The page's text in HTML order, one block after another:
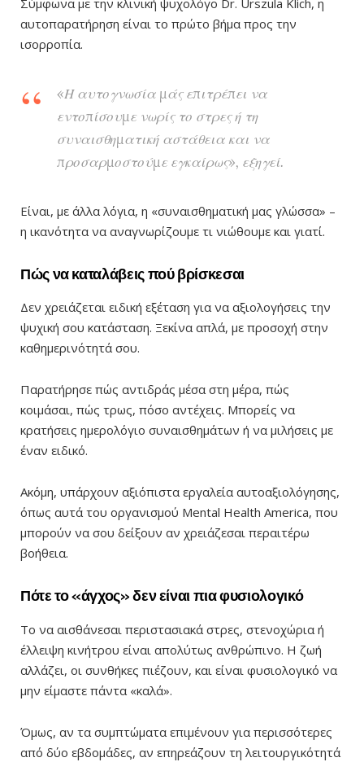
Σύμφωνα με την κλινική ψυχολόγο Dr. Urszula Klich, η
αυτοπαρατήρηση είναι το πρώτο βήμα προς την
ισορροπία.
«Η αυτογνωσία μάς επιτρέπει να
εντοπίσουμε νωρίς το στρες ή τη
συναισθηματική αστάθεια και να
προσαρμοστούμε εγκαίρως», εξηγεί.
Είναι, με άλλα λόγια, η «συναισθηματική μας γλώσσα» –
η ικανότητα να αναγνωρίζουμε τι νιώθουμε και γιατί.
Πώς να καταλάβεις πού βρίσκεσαι
Δεν χρειάζεται ειδική εξέταση για να αξιολογήσεις την
ψυχική σου κατάσταση. Ξεκίνα απλά, με προσοχή στην
καθημερινότητά σου.
Παρατήρησε πώς αντιδράς μέσα στη μέρα, πώς
κοιμάσαι, πώς τρως, πόσο αντέχεις. Μπορείς να
κρατήσεις ημερολόγιο συναισθημάτων ή να μιλήσεις με
έναν ειδικό.
Ακόμη, υπάρχουν αξιόπιστα εργαλεία αυτοαξιολόγησης,
όπως αυτά του οργανισμού Mental Health America, που
μπορούν να σου δείξουν αν χρειάζεσαι περαιτέρω
βοήθεια.
Πότε το «άγχος» δεν είναι πια φυσιολογικό
Το να αισθάνεσαι περιστασιακά στρες, στενοχώρια ή
έλλειψη κινήτρου είναι απολύτως ανθρώπινο. Η ζωή
αλλάζει, οι συνθήκες πιέζουν, και είναι φυσιολογικό να
μην είμαστε πάντα «καλά».
Όμως, αν τα συμπτώματα επιμένουν για περισσότερες
από δύο εβδομάδες, αν επηρεάζουν τη λειτουργικότητά